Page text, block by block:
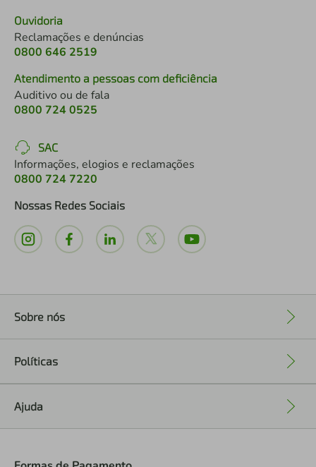
Ouvidoria
Reclamações e denúncias
0800 646 2519
Atendimento a pessoas com deficiência
Auditivo ou de fala
0800 724 0525
SAC
Informações, elogios e reclamações
0800 724 7220
Nossas Redes Sociais
Sobre nós
Políticas
Ajuda